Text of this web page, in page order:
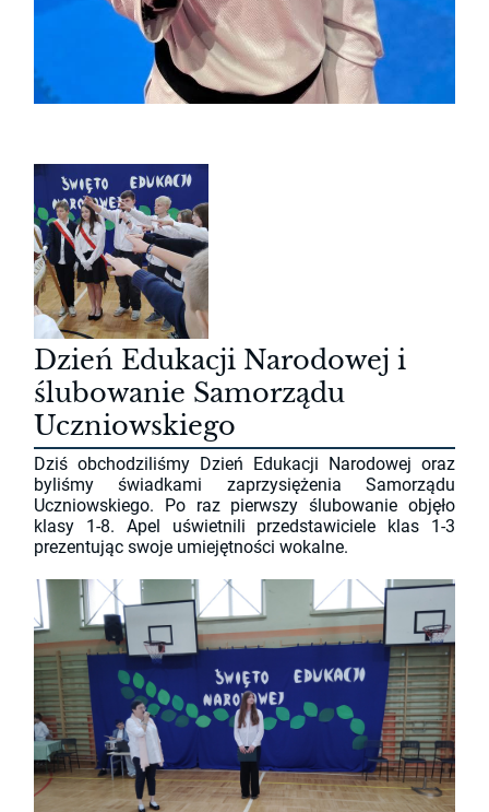
Dzień Edukacji Narodowej i
ślubowanie Samorządu
Uczniowskiego
Dziś obchodziliśmy Dzień Edukacji Narodowej oraz
byliśmy świadkami zaprzysiężenia Samorządu
Uczniowskiego. Po raz pierwszy ślubowanie objęło
klasy 1-8. Apel uświetnili przedstawiciele klas 1-3
prezentując swoje umiejętności wokalne.